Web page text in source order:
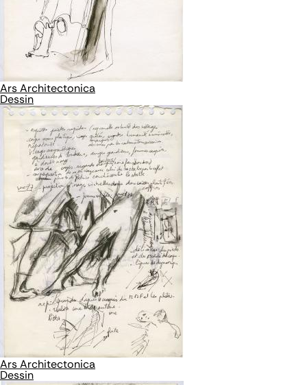
Ars Architectonica
Dessin
Ars Architectonica
Dessin